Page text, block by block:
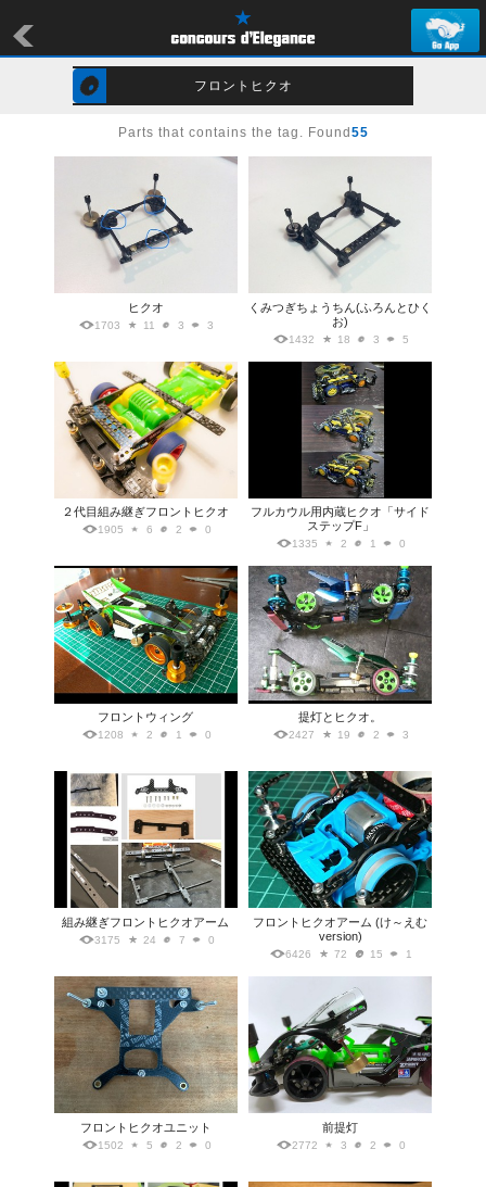
フロントヒクオ
Parts that contains the tag. Found 55
ヒクオ
1703 11 3 3
くみつぎちょうちん(ふろんとひく
お)
1432 18 3 5
２代目組み継ぎフロントヒクオ
1905 6 2 0
フルカウル用内蔵ヒクオ「サイド
ステップF」
1335 2 1 0
フロントウィング
1208 2 1 0
提灯とヒクオ。
2427 19 2 3
組み継ぎフロントヒクオアーム
3175 24 7 0
フロントヒクオアーム (け～えむ
version)
6426 72 15 1
フロントヒクオユニット
1502 5 2 0
前提灯
2772 3 2 0